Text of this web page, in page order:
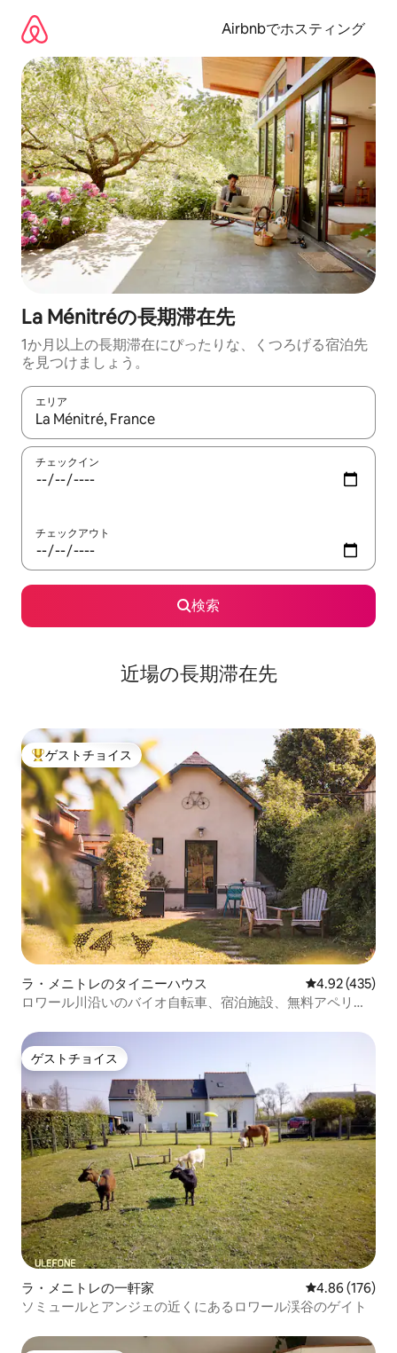
Airbnbでホスティング
La Ménitréの長期滞在先
1か月以上の長期滞在にぴったりな、くつろげる宿泊先
を見つけましょう。
エリア
検索結果が表示されたら、上下の矢印キーを使って移動するか
チェックイン
チェックアウト
検索
近場の長期滞在先
大好評のゲストチョイスです。
ゲストチョイス
ラ・メニトレのタイニーハウス レビュー435
4.92 (435)
ロワール川沿いのバイオ自転車、宿泊施設、無料アペリテ
ゲストチョイス
ゲストチョイス
ラ・メニトレの一軒家 レビュー176
4.86 (176)
ソミュールとアンジェの近くにあるロワール渓谷のゲイト